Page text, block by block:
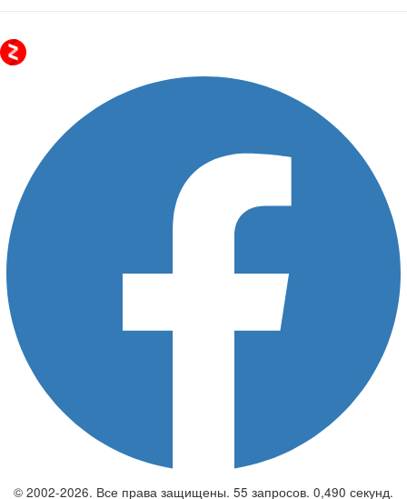
© 2002-2026. Все права защищены. 55 запросов. 0,490 секунд.